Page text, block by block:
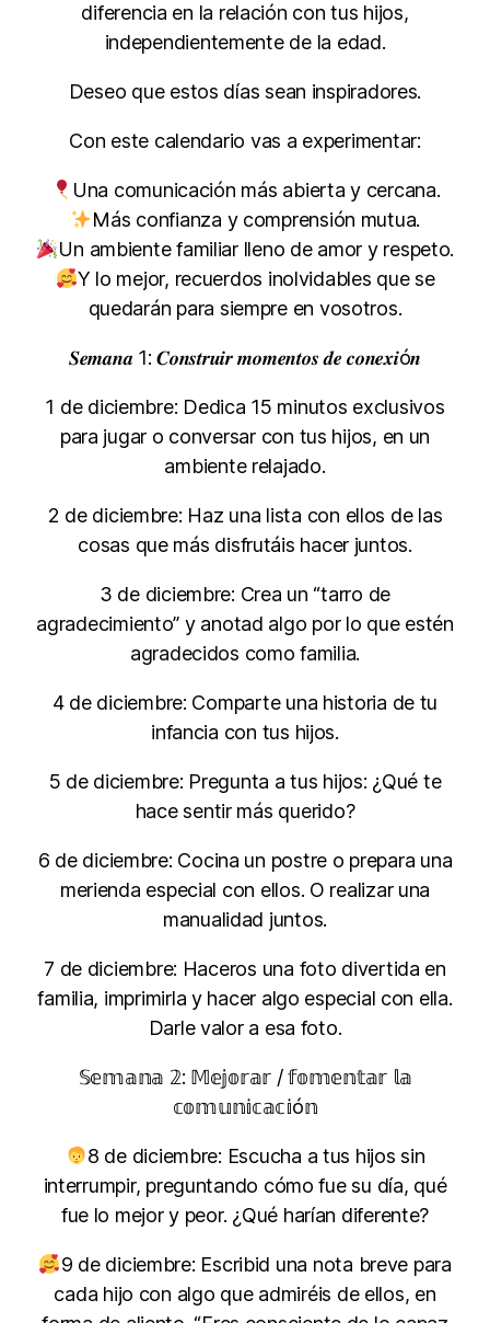
diferencia en la relación con tus hijos,
independientemente de la edad.
Deseo que estos días sean inspiradores.
Con este calendario vas a experimentar:
Una comunicación más abierta y cercana.
Más confianza y comprensión mutua.
Un ambiente familiar lleno de amor y respeto.
Y lo mejor, recuerdos inolvidables que se
quedarán para siempre en vosotros.
𝑺𝒆𝒎𝒂𝒏𝒂 1: 𝑪𝒐𝒏𝒔𝒕𝒓𝒖𝒊𝒓 𝒎𝒐𝒎𝒆𝒏𝒕𝒐𝒔 𝒅𝒆 𝒄𝒐𝒏𝒆𝒙𝒊ó𝒏
1 de diciembre: Dedica 15 minutos exclusivos
para jugar o conversar con tus hijos, en un
ambiente relajado.
2 de diciembre: Haz una lista con ellos de las
cosas que más disfrutáis hacer juntos.
3 de diciembre: Crea un “tarro de
agradecimiento” y anotad algo por lo que estén
agradecidos como familia.
4 de diciembre: Comparte una historia de tu
infancia con tus hijos.
5 de diciembre: Pregunta a tus hijos: ¿Qué te
hace sentir más querido?
6 de diciembre: Cocina un postre o prepara una
merienda especial con ellos. O realizar una
manualidad juntos.
7 de diciembre: Haceros una foto divertida en
familia, imprimirla y hacer algo especial con ella.
Darle valor a esa foto.
𝕊𝕖𝕞𝕒𝕟𝕒 𝟚: 𝕄𝕖𝕛𝕠𝕣𝕒𝕣 / 𝕗𝕠𝕞𝕖𝕟𝕥𝕒𝕣 𝕝𝕒
𝕔𝕠𝕞𝕦𝕟𝕚𝕔𝕒𝕔𝕚ó𝕟
8 de diciembre: Escucha a tus hijos sin
interrumpir, preguntando cómo fue su día, qué
fue lo mejor y peor. ¿Qué harían diferente?
9 de diciembre: Escribid una nota breve para
cada hijo con algo que admiréis de ellos, en